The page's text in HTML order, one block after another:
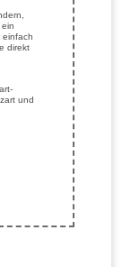
einfach
direkt
und